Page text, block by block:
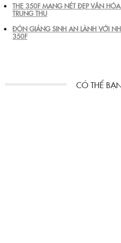
THE 350F MANG NÉT ĐẸP VĂN
TRUNG THU
ĐÓN GIÁNG SINH AN LÀNH VỚI
350F